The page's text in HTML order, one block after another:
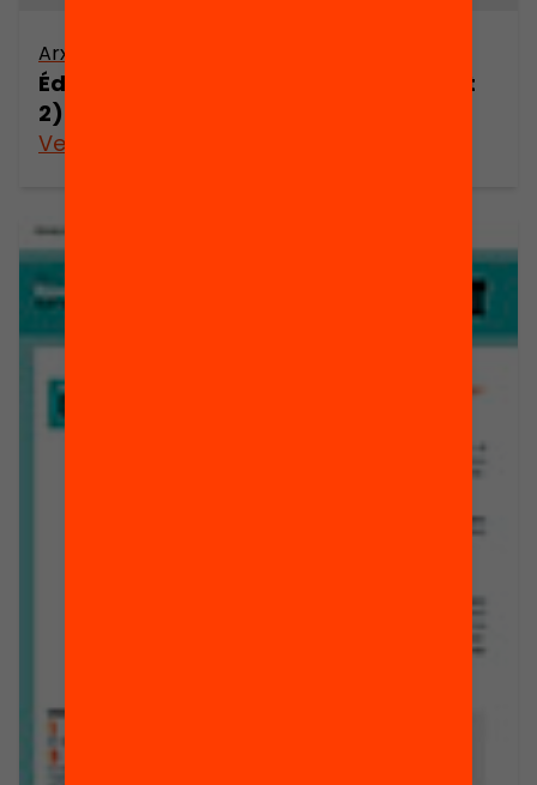
Arxiu
Éducateurs et enfance en risque (part
2)
Veure’n més